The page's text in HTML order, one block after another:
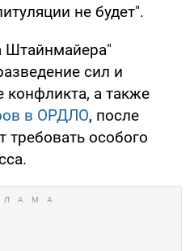
не будет".
Штайнмайера"
сил и
конфликта, а также
в ОРДЛО, после
особого